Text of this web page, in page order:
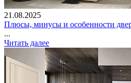
21.08.2025
Плюсы, минусы и особенности
...
Читать далее